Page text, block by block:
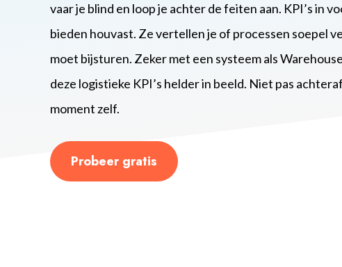
vaar je blind en loop je achter de feiten aan. KPI’s in
bieden houvast. Ze vertellen je of processen soepel
moet bijsturen. Zeker met een systeem als
deze logistieke KPI’s helder in beeld. Niet pas
moment zelf.
Probeer gratis